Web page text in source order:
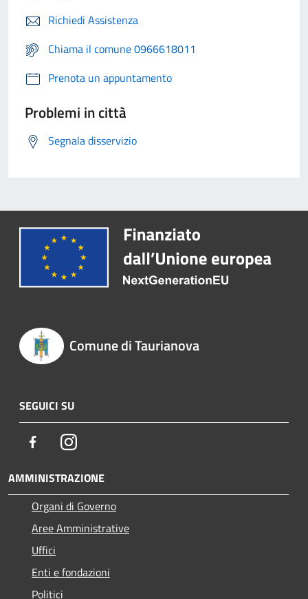
Richiedi Assistenza
Chiama il comune 0966618011
Prenota un appuntamento
Problemi in città
Segnala disservizio
Comune di Taurianova
SEGUICI SU
FacebookInstagram
AMMINISTRAZIONE
Organi di Governo
Aree Amministrative
Uffici
Enti e fondazioni
Politici